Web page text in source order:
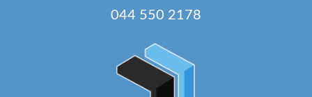
044 550 2178